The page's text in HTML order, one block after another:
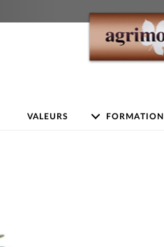
VALEURS FORMATION